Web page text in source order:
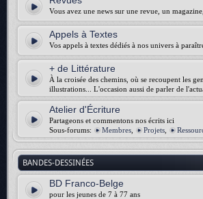
Vous avez une news sur une revue, un
Appels à Textes
Vos appels à textes dédiés à nos univers à
+ de Littérature
À la croisée des chemins, où se recoupent les
illustrations... L'occasion aussi de parler de
Atelier d'Écriture
Partageons et commentons nos écrits ici
Sous-forums:
Membres Projets
BANDES-DESSINÉES
BD Franco-Belge
pour les jeunes de 7 à 77 ans